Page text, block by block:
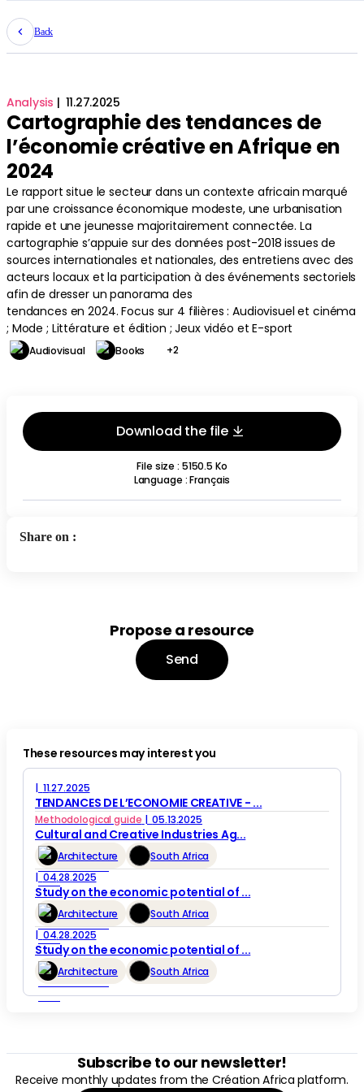
Back
Analysis | 11.27.2025
Cartographie des tendances de
l’économie créative en Afrique en
2024
Le rapport situe le secteur dans un contexte africain marqué
par une croissance économique modeste, une urbanisation
rapide et une jeunesse majoritairement connectée. La
cartographie s’appuie sur des données post-2018 issues de
sources internationales et nationales, des entretiens avec des
acteurs locaux et la participation à des événements sectoriels
afin de dresser un panorama des
tendances en 2024. Focus sur 4 filières : Audiovisuel et cinéma
; Mode ; Littérature et édition ; Jeux vidéo et E-sport
Audiovisual Books +2
Download the file
File size : 5150.5 Ko
Language :Français
Share on :
Propose a resource
Send
These resources may interest you
| 11.27.2025
TENDANCES DE L’ECONOMIE CREATIVE - ...
Methodological guide |05.13.2025
Cultural and Creative Industries Ag...
Architecture
South Africa
| 04.28.2025
Study on the economic potential of ...
Architecture
South Africa
| 04.28.2025
Study on the economic potential of ...
Architecture South Africa
Subscribe to our newsletter!
Receive monthly updates from the Création Africa platform.